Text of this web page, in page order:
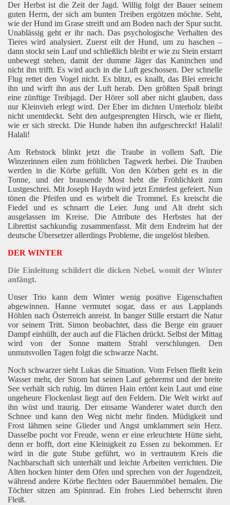
Der Herbst ist die Zeit der Jagd. Willig folgt der Bauer seinem
guten Herrn, der sich am bunten Treiben ergötzen möchte. Seht,
wie der Hund im Grase streift und am Boden nach der Spur sucht.
Unablässig geht er ihr nach. Das psychologische Verhalten des
Tieres wird analysiert. Zuerst eilt der Hund, um zu haschen –
dann stockt sein Lauf und schließlich bleibt er wie zu Stein erstarrt
unbewegt stehen, damit der dumme Jäger das Kaninchen und
nicht ihn trifft. Es wird auch in die Luft geschossen. Der schnelle
Flug rettet den Vogel nicht. Es blitzt, es knallt, das Blei erreicht
ihn und wirft ihn aus der Luft herab. Den größten Spaß bringt
eine zünftige Treibjagd. Der Hörer soll aber nicht glauben, dass
nur Kleinvieh erlegt wird. Der Eber im dichten Unterholz bleibt
nicht unentdeckt. Seht den aufgesprengten Hirsch, wie er flieht,
wie er sich streckt. Die Hunde haben ihn aufgeschreckt! Halali!
Halali!
Am Rebstock blinkt jetzt die Traube in vollem Saft. Die
Winzerinnen eilen zum fröhlichen Tagwerk herbei. Die Trauben
werden in die Körbe gefüllt. Von den Körben geht es in die
Tonne, und der brausende Most hebt die Fröhlichkeit zum
Lustgeschrei. Mit Joseph Haydn wird jetzt Erntefest gefeiert. Nun
tönen die Pfeifen und es wirbelt die Trommel. Es kreischt die
Fiedel und es schnarrt die Leier. Jung und Alt dreht sich
ausgelassen im Kreise. Die Attribute des Herbstes hat der
Librettist sachkundig zusammenfasst. Mit dem Endreim hat der
deutsche Übersetzer allerdings Probleme, die ungelöst bleiben.
DER WINTER
Die Einleitung schildert die dicken Nebel, womit der Winter
anfängt.
Unser Trio kann dem Winter wenig positive Eigenschaften
abgewinnen. Hanne vermutet sogar, dass er aus Lapplands
Höhlen nach Österreich anreist. In banger Stille erstarrt die Natur
vor seinem Tritt. Simon beobachtet, dass die Berge ein grauer
Dampf einhüllt, der auch auf die Flächen drückt. Selbst der Mittag
wird von der Sonne mattem Strahl verschlungen. Den
unmutsvollen Tagen folgt die schwarze Nacht.
Noch schwarzer sieht Lukas die Situation. Vom Felsen fließt kein
Wasser mehr, der Strom hat seinen Lauf gebremst und der breite
See verhält sich ruhig. Im dürren Hain ertönt kein Laut und eine
ungeheure Flockenlast liegt auf den Feldern. Die Welt wirkt auf
ihn wüst und traurig. Der einsame Wanderer watet durch den
Schnee und kann den Weg nicht mehr finden. Müdigkeit und
Frost lähmen seine Glieder und Angst umklammert sein Herz.
Dasselbe pocht vor Freude, wenn er eine erleuchtete Hütte sieht,
denn er hofft, dort eine Kleinigkeit zu Essen zu bekommen. Er
wird in die gute Stube geführt, wo in vertrautem Kreis die
Nachbarschaft sich unterhält und leichte Arbeiten verrichten. Die
Alten hocken hinter dem Ofen und sprechen von der Jugendzeit,
während andere Körbe flechten oder Bauernmöbel bemalen. Die
Töchter sitzen am Spinnrad. Ein frohes Lied beherrscht ihren
Fleiß.